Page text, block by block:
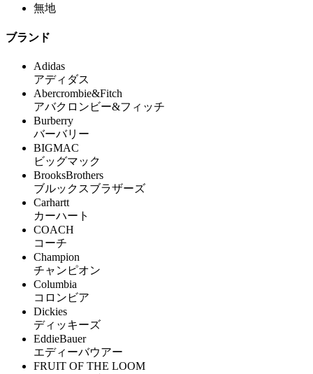
無地
ブランド
Adidas
アディダス
Abercrombie&Fitch
アバクロンビー&フィッチ
Burberry
バーバリー
BIGMAC
ビッグマック
BrooksBrothers
ブルックスブラザーズ
Carhartt
カーハート
COACH
コーチ
Champion
チャンピオン
Columbia
コロンビア
Dickies
ディッキーズ
EddieBauer
エディーバウアー
FRUIT OF THE LOOM